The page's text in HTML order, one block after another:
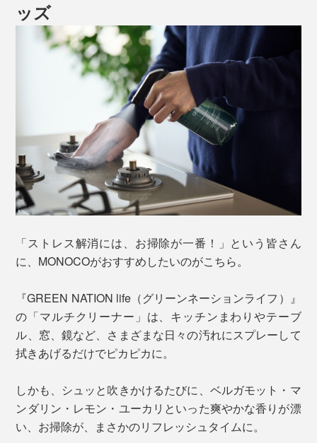
ッズ
「ストレス解消には、お掃除が一番！」という皆さん
に、MONOCOがおすすめしたいのがこちら。
『GREEN NATION life（グリーンネーションライフ）』
の「マルチクリーナー」は、キッチンまわりやテーブ
ル、窓、鏡など、さまざまな日々の汚れにスプレーして
拭きあげるだけでピカピカに。
しかも、シュッと吹きかけるたびに、ベルガモット・マ
ンダリン・レモン・ユーカリといった爽やかな香りが漂
い、お掃除が、まさかのリフレッシュタイムに。